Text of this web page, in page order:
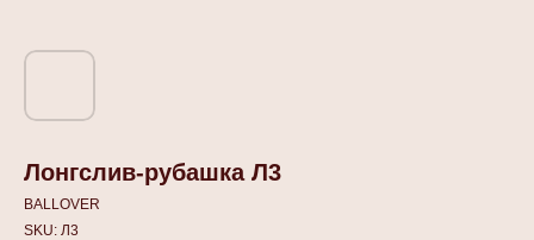
Лонгслив-рубашка Л3
BALLOVER
SKU: Л3